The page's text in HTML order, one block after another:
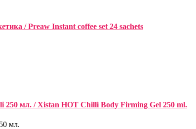
/ Preaw Instant coffee set 24 sachets
мл. / Xistan HOT Chilli Body Firming Gel 250 ml.
мл.